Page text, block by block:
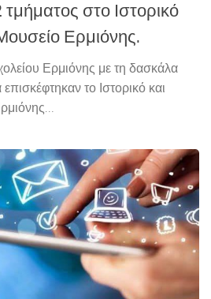
στο Ιστορικό
Ερμιόνης.
Ερμιόνης με τη δασκάλα
το Ιστορικό και